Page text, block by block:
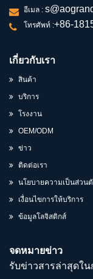
อีเมล :
โทรศัพท์ :+86-
เกี่ยวกับเรา
สินค้า
บริการ
โรงงาน
OEM/ODM
ข่าว
ติดต่อเรา
นโยบายความเป็นส่วน
เงื่อนไขการให้บริการ
ข้อมูลโลจิสติกส์
จดหมายข่าว
รับข่าวสารล่าสุดใ